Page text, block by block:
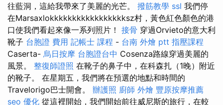
往藍洞，這給我帶來了美麗的光芒。 撥筋教學 ssl 我們停
在Marsaxlokkkkkkkkkkkkkkkkksz村，黃色紅色顏色的港
口使我們看起來像一系列照片！ 接骨 穿過Orvieto的意大利
靴子 台胞證 費用 記帳士 課程 - 台南 外燴 ptt 指壓課程
Caserta- 烏日按摩 台胞證台中 Cosenza路線穿過美麗的
風景。 整復師證照 在靴子的鼻子中，在科森扎（1晚）附近
的靴子。 在星期五，我們將在預選的地點和時間的
Travelorigo巴士開會。 辦護照 廚師 外燴 豐原按摩推薦
seo 優化 從這裡開始，我們開始前往威尼斯的旅行，在較